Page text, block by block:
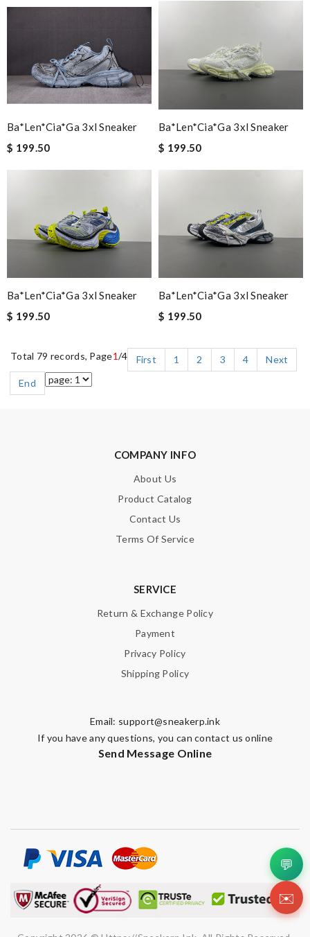
Ba*len*cia*ga 3xl Sneaker
$ 199.50
Ba*len*cia*ga 3xl Sneaker
$ 199.50
Ba*len*cia*ga 3xl Sneaker
$ 199.50
Ba*len*cia*ga 3xl Sneaker
$ 199.50
Total 79 records, Page1/4 First 1 2 3 4
Next
End
COMPANY INFO
About Us
Product Catalog
Contact Us
Terms Of Service
SERVICE
Return & Exchange Policy
Payment
Privacy Policy
Shipping Policy
Email: support@sneakerp.ink
If you have any questions, you can contact us online
Send Message Online
💬
✉️